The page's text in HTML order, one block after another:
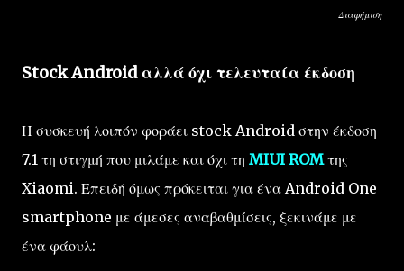
Διαφήμιση
Stock Android αλλά όχι τελευταία έκδοση
Η συσκευή λοιπόν φοράει stock Android στην έκδοση
7.1 τη στιγμή που μιλάμε και όχι τη MIUI ROMτης
Xiaomi. Επειδή όμως πρόκειται για ένα Android One
smartphone με άμεσες αναβαθμίσεις, ξεκινάμε με
ένα φάουλ: